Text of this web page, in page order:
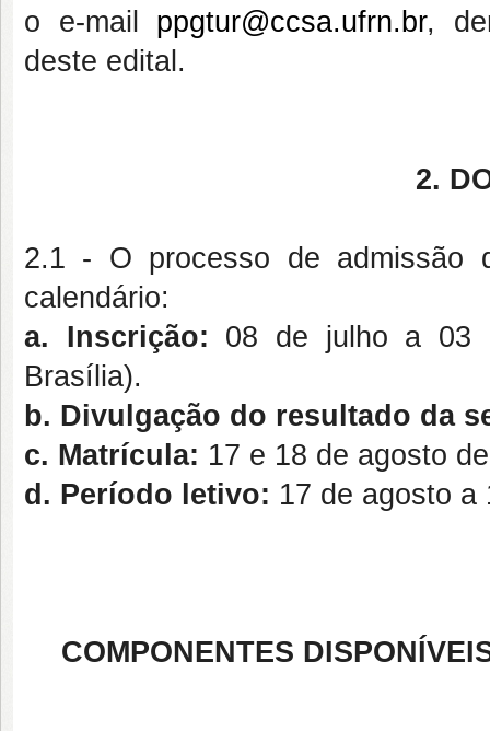
o e-mail ppgtur@ccsa.ufrn.br,
deste edital.
2.
2.1 - O processo de admissão
calendário:
a. Inscrição: 08 de julho a 03
Brasília).
b. Divulgação do resultado da
c. Matrícula: 17 e 18 de agosto
d. Período letivo: 17 de agosto a
COMPONENTES